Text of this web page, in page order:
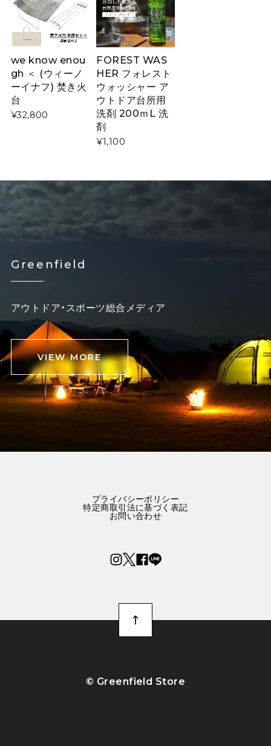
we know enou
gh ＜ (ウィーノ
ーイナフ) 焚き火
台
¥32,800
FOREST WAS
HER フォレスト
ウォッシャー ア
ウトドア台所用
洗剤 200ｍL 洗
剤
¥1,100
Greenfield
アウトドア・スポーツ総合メディア
VIEW MORE
プライバシーポリシー
特定商取引法に基づく表記
お問い合わせ
©︎ Greenfield Store